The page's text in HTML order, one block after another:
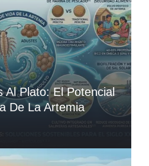
Al Plato: El Potencial
De La Artemia